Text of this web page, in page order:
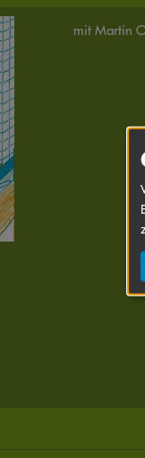
mit Martin